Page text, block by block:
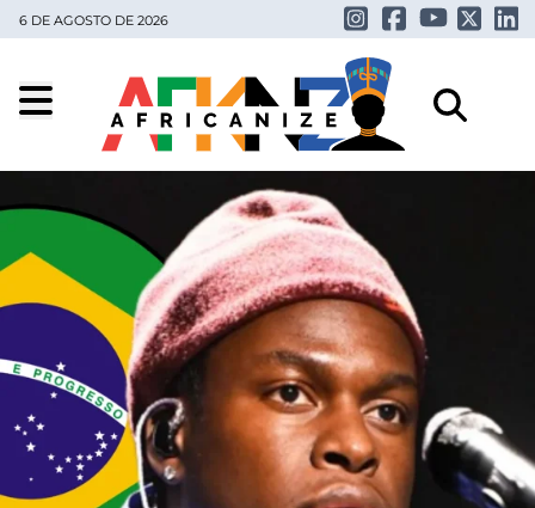
6 DE AGOSTO DE 2026